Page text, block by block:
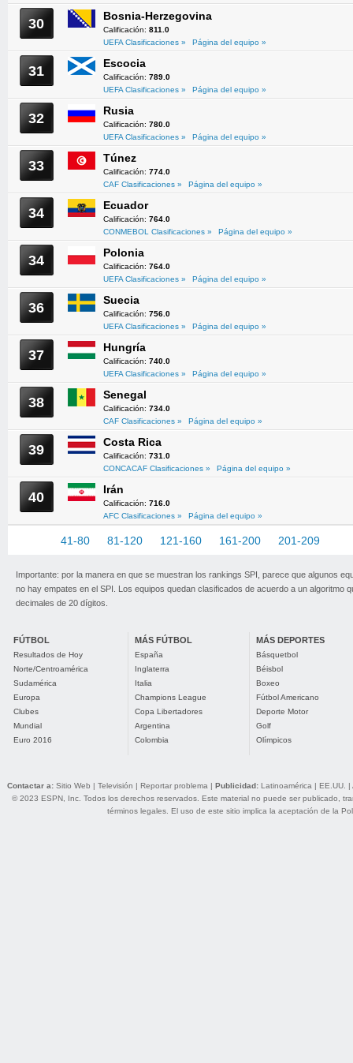
30 Bosnia-Herzegovina
Calificación: 811.0
UEFA Clasificaciones »
Página del equipo »
31 Escocia
Calificación: 789.0
UEFA Clasificaciones »
Página del equipo »
32 Rusia
Calificación: 780.0
UEFA Clasificaciones »
Página del equipo »
33 Túnez
Calificación: 774.0
CAF Clasificaciones »
Página del equipo »
34 Ecuador
Calificación: 764.0
CONMEBOL Clasificaciones »
Página del equipo »
34 Polonia
Calificación: 764.0
UEFA Clasificaciones »
Página del equipo »
36 Suecia
Calificación: 756.0
UEFA Clasificaciones »
Página del equipo »
37 Hungría
Calificación: 740.0
UEFA Clasificaciones »
Página del equipo »
38 Senegal
Calificación: 734.0
CAF Clasificaciones »
Página del equipo »
39 Costa Rica
Calificación: 731.0
CONCACAF Clasificaciones »
Página del equipo »
40 Irán
Calificación: 716.0
AFC Clasificaciones »
Página del equipo »
41-80 81-120 121-160 161-200 201-209
Importante: por la manera en que se muestran los rankings SPI, parece que algunos
no hay empates en el SPI. Los equipos quedan clasificados de acuerdo a un algoritmo
decimales de 20 dígitos.
FÚTBOL
Resultados de Hoy
Norte/Centroamérica
Sudamérica
Europa
Clubes
Mundial
Euro 2016
MÁS FÚTBOL
España
Inglaterra
Italia
Champions League
Copa Libertadores
Argentina
Colombia
MÁS DEPORTES
Básquetbol
Béisbol
Boxeo
Fútbol Americano
Deporte Motor
Golf
Olímpicos
Contactar a: Sitio Web | Televisión | Reportar problema | Publicidad: Latinoamérica | EE.UU. |
© 2023 ESPN, Inc. Todos los derechos reservados. Este material no puede ser publicado,
términos legales. El uso de este sitio implica la aceptación de la